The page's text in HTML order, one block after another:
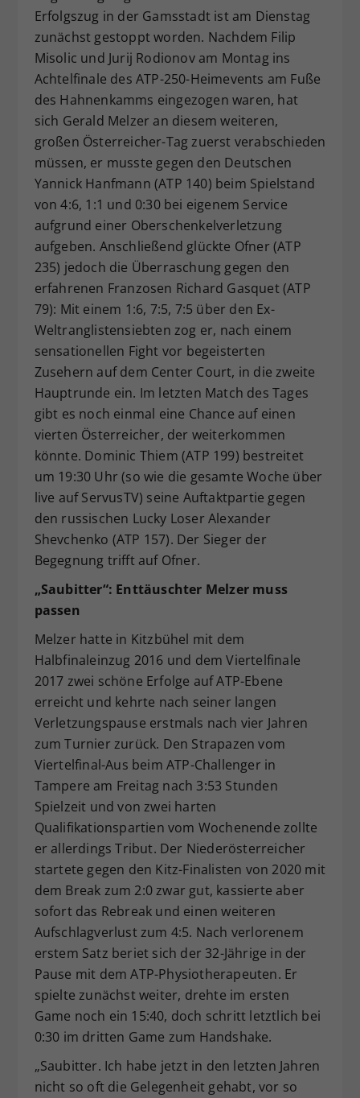
Erfolgszug in der Gamsstadt ist am Dienstag
zunächst gestoppt worden. Nachdem Filip
Misolic und Jurij Rodionov am Montag ins
Achtelfinale des ATP-250-Heimevents am Fuße
des Hahnenkamms eingezogen waren, hat
sich Gerald Melzer an diesem weiteren,
großen Österreicher-Tag zuerst verabschieden
müssen, er musste gegen den Deutschen
Yannick Hanfmann (ATP 140) beim Spielstand
von 4:6, 1:1 und 0:30 bei eigenem Service
aufgrund einer Oberschenkelverletzung
aufgeben. Anschließend glückte Ofner (ATP
235) jedoch die Überraschung gegen den
erfahrenen Franzosen Richard Gasquet (ATP
79): Mit einem 1:6, 7:5, 7:5 über den Ex-
Weltranglistensiebten zog er, nach einem
sensationellen Fight vor begeisterten
Zusehern auf dem Center Court, in die zweite
Hauptrunde ein. Im letzten Match des Tages
gibt es noch einmal eine Chance auf einen
vierten Österreicher, der weiterkommen
könnte. Dominic Thiem (ATP 199) bestreitet
um 19:30 Uhr (so wie die gesamte Woche über
live auf ServusTV) seine Auftaktpartie gegen
den russischen Lucky Loser Alexander
Shevchenko (ATP 157). Der Sieger der
Begegnung trifft auf Ofner.
„Saubitter“: Enttäuschter Melzer muss
passen
Melzer hatte in Kitzbühel mit dem
Halbfinaleinzug 2016 und dem Viertelfinale
2017 zwei schöne Erfolge auf ATP-Ebene
erreicht und kehrte nach seiner langen
Verletzungspause erstmals nach vier Jahren
zum Turnier zurück. Den Strapazen vom
Viertelfinal-Aus beim ATP-Challenger in
Tampere am Freitag nach 3:53 Stunden
Spielzeit und von zwei harten
Qualifikationspartien vom Wochenende zollte
er allerdings Tribut. Der Niederösterreicher
startete gegen den Kitz-Finalisten von 2020 mit
dem Break zum 2:0 zwar gut, kassierte aber
sofort das Rebreak und einen weiteren
Aufschlagverlust zum 4:5. Nach verlorenem
erstem Satz beriet sich der 32-Jährige in der
Pause mit dem ATP-Physiotherapeuten. Er
spielte zunächst weiter, drehte im ersten
Game noch ein 15:40, doch schritt letztlich bei
0:30 im dritten Game zum Handshake.
„Saubitter. Ich habe jetzt in den letzten Jahren
nicht so oft die Gelegenheit gehabt, vor so
Zweck
Dieser Wert speichert Ihre Consent-
Einstellungen. Unter anderem eine
zufällig generierte ID, für die
historische Speicherung Ihrer
Webseiten-Betreiber dies eingestellt
hat.